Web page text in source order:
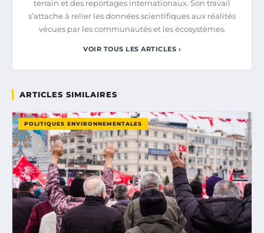
terrain et des reportages internationaux. Son travail
s’attache à relier les données scientifiques aux réalités
vécues par les communautés et les écosystèmes.
VOIR TOUS LES ARTICLES ›
ARTICLES SIMILAIRES
POLITIQUES ENVIRONNEMENTALES